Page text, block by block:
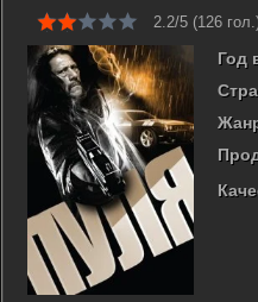
2.2/5 (126
Год